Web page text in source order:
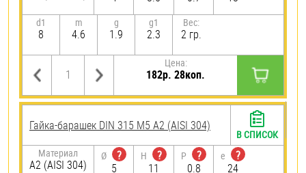
d1
8
m
4.6
g
1.9
g1
2.3
Вес:
2 гр.
Цена:
182р. 28коп.
Гайка-барашек DIN 315 М5 А2 (AISI 304)
Материал
А2 (AISI 304)
Ø
?
5
H
?
11
P
?
0.8
e
?
24
В СПИСОК